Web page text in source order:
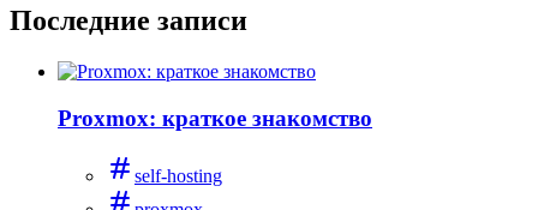
Последние записи
Proxmox: краткое знакомство
self-hosting